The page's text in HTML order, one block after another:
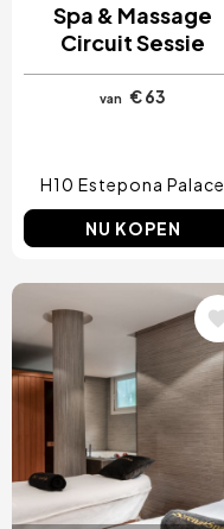
Spa & Massage
Circuit Sessie
van € 63
H10 Estepona Palace
NU KOPEN
Afbeelding